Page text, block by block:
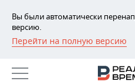
Вы были автоматически
версию.
Перейти на полную версию
РЕГИОНЫ
БАШКОРТОСТАН
НОВОСТИ